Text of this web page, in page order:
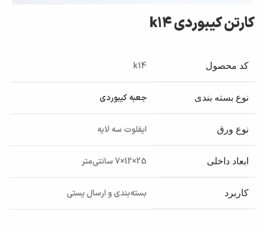
کارتن کیبوردی k14
کد محصول k14
نوع بسته بندی جعبه کیبوردی
نوع ورق ایفلوت سه لایه
ابعاد داخلی 25×12×7 سانتی‌متر
کاربرد بسته‌بندی و ارسال پستی